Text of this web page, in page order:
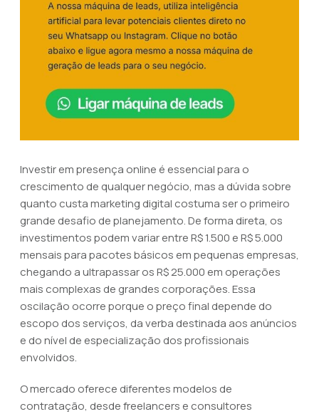
Investir em presença online é essencial para o
crescimento de qualquer negócio, mas a dúvida sobre
quanto custa marketing digital costuma ser o primeiro
grande desafio de planejamento. De forma direta, os
investimentos podem variar entre R$ 1.500 e R$ 5.000
mensais para pacotes básicos em pequenas empresas,
chegando a ultrapassar os R$ 25.000 em operações
mais complexas de grandes corporações. Essa
oscilação ocorre porque o preço final depende do
escopo dos serviços, da verba destinada aos anúncios
e do nível de especialização dos profissionais
envolvidos.
O mercado oferece diferentes modelos de
contratação, desde freelancers e consultores